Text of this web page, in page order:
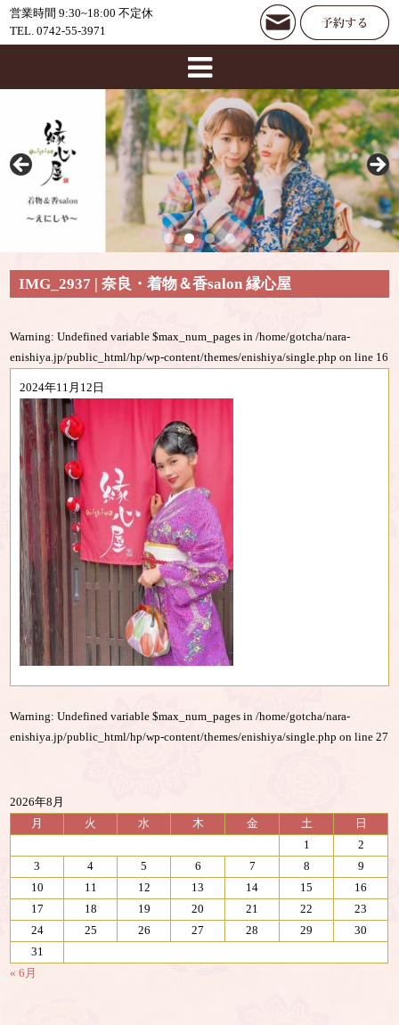
営業時間 9:30~18:00 不定休
TEL. 0742-55-3971
IMG_2937 | 奈良・着物＆香salon 縁心屋
Warning: Undefined variable $max_num_pages in/home/gotcha/nara-
enishiya.jp/public_html/hp/wp-content/themes/enishiya/single.php on line 16
2024年11月12日
Warning: Undefined variable $max_num_pages in/home/gotcha/nara-
enishiya.jp/public_html/hp/wp-content/themes/enishiya/single.php on line27
2026年8月
月
火 水 木 金 土
日
1
2
3
4 5 6 7 8
9
10
11 12 13 14 15
16
17
18 19 20 21 22
23
24
25 26 27 28 29
30
31
« 6月